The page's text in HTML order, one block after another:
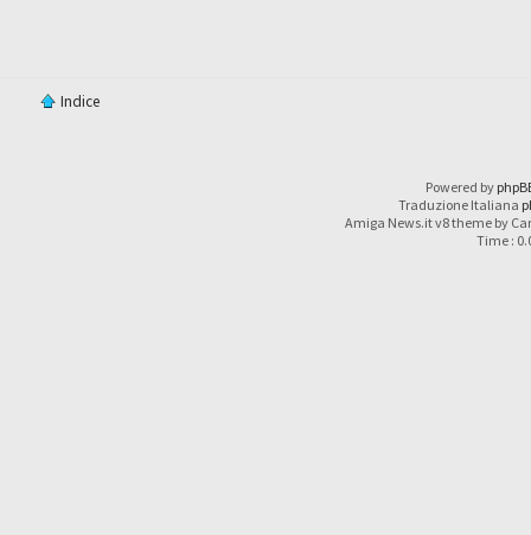
Indice
Powered by
Traduzione Italiana
Amiga News.it v8 theme by
Time :